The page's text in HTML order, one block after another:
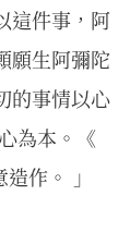
這件事，阿
願生阿彌陀
的事情以心
為本。《
作。 」